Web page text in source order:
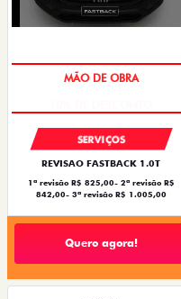
MÃO DE OBRA
SERVIÇOS
REVISAO FASTBACK 1.0T
1ª revisão R$ 825,00- 2ª revisão R$
842,00- 3ª revisão R$ 1.005,00
Quero agora!